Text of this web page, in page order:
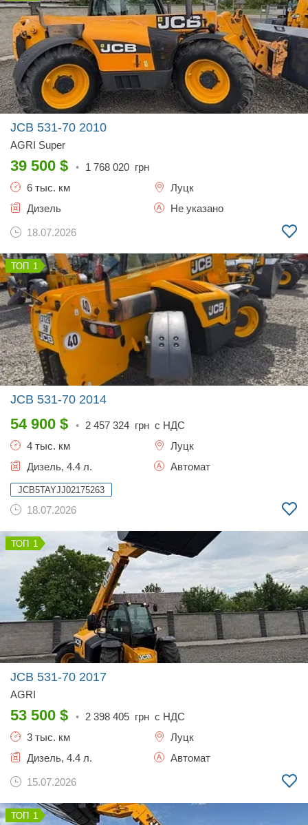
JCB 531-70 2010
AGRI Super
39 500 $ • 1 768 020 грн
6 тыс. км
Луцк
Дизель
Не указано
18.07.2026
1
JCB 531-70 2014
54 900 $ • 2 457 324 грн с НДС
4 тыс. км
Луцк
Дизель, 4.4 л.
Автомат
JCB5TAYJJ02175263
18.07.2026
1
JCB 531-70 2017
AGRI
53 500 $ • 2 398 405 грн с НДС
3 тыс. км
Луцк
Дизель, 4.4 л.
Автомат
15.07.2026
1